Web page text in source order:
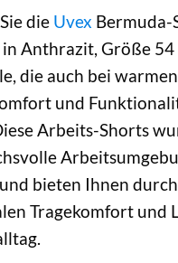
die Uvex Bermuda-
Anthrazit, Größe 54
die auch bei
und
Arbeits-Shorts
bieten Ihnen
Tragekomfort und